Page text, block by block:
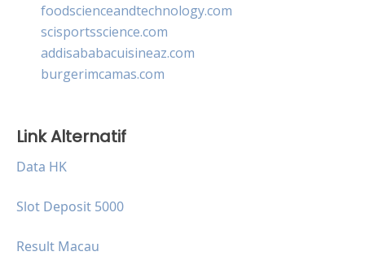
foodscienceandtechnology.com
scisportsscience.com
addisababacuisineaz.com
burgerimcamas.com
Link Alternatif
Data HK
Slot Deposit 5000
Result Macau